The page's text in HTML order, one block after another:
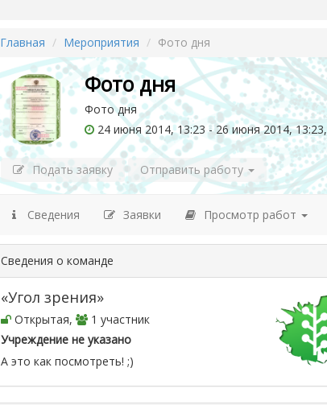
Главная Мероприятия Фото дня
Фото дня
Фото дня
24 июня 2014, 13:23 - 26 июня 2014, 13:23,
Подать заявку Отправить работу
Сведения Заявки Просмотр работ
Сведения о команде
«Угол зрения»
Открытая,
1 участник
Учреждение не указано
А это как посмотреть! ;)